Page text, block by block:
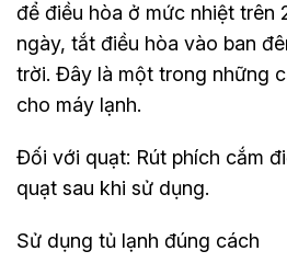
để điều hòa ở mức nhiệt trên
ngày, tắt điều hòa vào ban
trời. Đây là một trong những
cho máy lạnh.
‎Đối với quạt: Rút phích cắm
quạt sau khi sử dụng.
Sử dụng tủ lạnh đúng cách